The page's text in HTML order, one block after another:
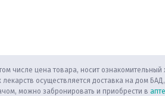
числе цена товара, носит ознакомительный
осуществляется доставка на дом
можно забронировать и приобрести в